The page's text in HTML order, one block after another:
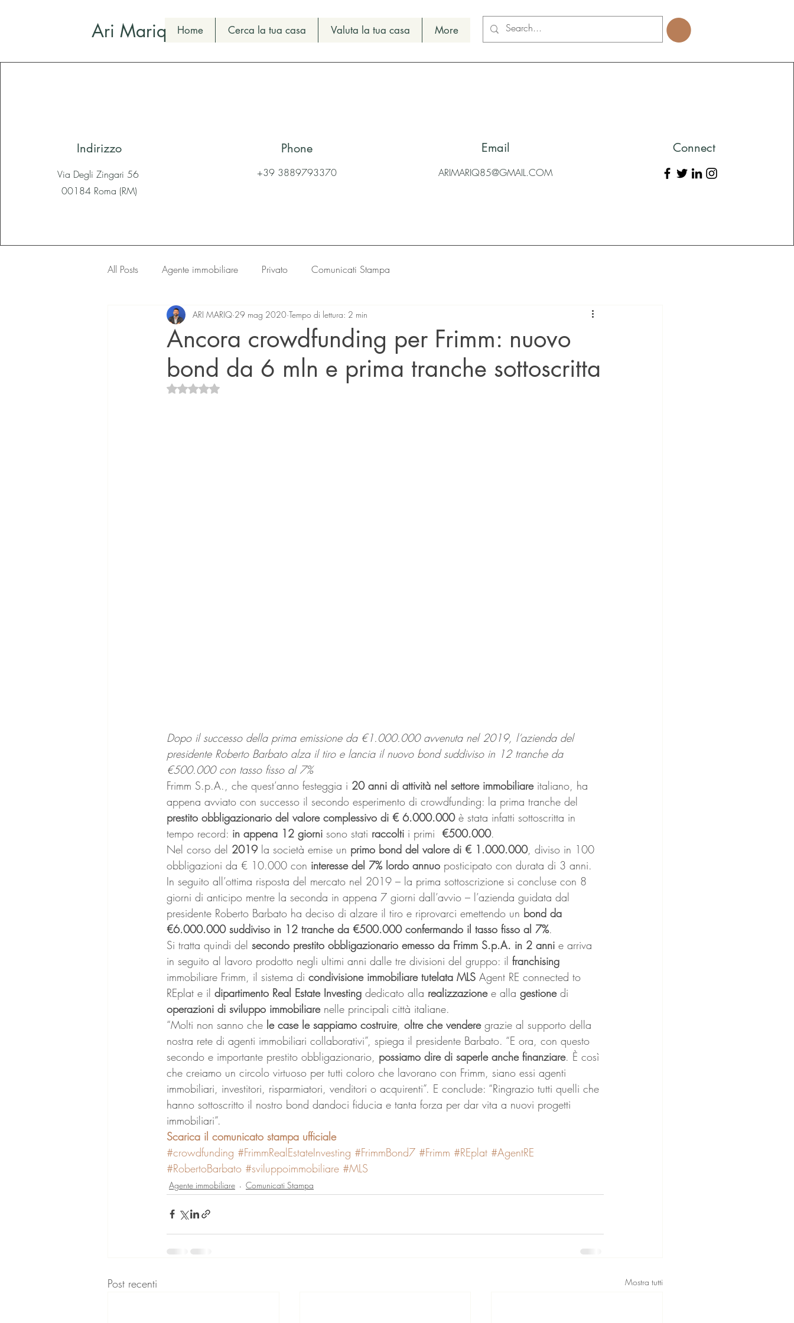
Ari Mariq Home Cerca la tua casa Valuta la tua casa More
Indirizzo
Via Degli Zingari 56
00184 Roma (RM)
Phone
+39 3889793370
Email
ARIMARIQ85@GMAIL.COM
Connect
All Posts Agente immobiliare Privato Comunicati Stampa
Ancora crowdfunding per Frimm: nuovo
bond da 6 mln e prima tranche sottoscritta
ARI MARIQ 29 mag 2020 Tempo di lettura: 2 min
Valutazione NaN stelle su 5.
Dopo il successo della prima emissione da €1.000.000 avvenuta nel 2019, l’azienda del
presidente Roberto Barbato alza il tiro e lancia il nuovo bond suddiviso in 12 tranche da
€500.000 con tasso fisso al 7%
Frimm S.p.A., che quest’anno festeggia i 20 anni di attività nel settore immobiliare italiano, ha
appena avviato con successo il secondo esperimento di crowdfunding: la prima tranche del
prestito obbligazionario del valore complessivo di € 6.000.000 è stata infatti sottoscritta in
tempo record: in appena 12 giorni sono stati raccolti i primi
  €500.000
.
Nel corso del 2019 la società emise un primo bond del valore di € 1.000.000, diviso in 100
obbligazioni da € 10.000 con interesse del 7% lordo annuo posticipato con durata di 3 anni.
In seguito all’ottima risposta del mercato nel 2019 – la prima sottoscrizione si concluse con 8
giorni di anticipo mentre la seconda in appena 7 giorni dall’avvio – l’azienda guidata dal
presidente Roberto Barbato ha deciso di alzare il tiro e riprovarci emettendo un bond da
€6.000.000 suddiviso in 12 tranche da €500.000 confermando il tasso fisso al 7%.
Si tratta quindi del secondo prestito obbligazionario emesso da Frimm S.p.A. in 2 anni e arriva
in seguito al lavoro prodotto negli ultimi anni dalle tre divisioni del gruppo: il franchising
immobiliare Frimm, il sistema di condivisione immobiliare tutelata MLS Agent RE connected to
REplat e il dipartimento Real Estate Investing dedicato alla realizzazione e alla gestione di
operazioni di sviluppo immobiliare nelle principali città italiane.
“Molti non sanno che le case le sappiamo costruire, oltre che vendere grazie al supporto della
nostra rete di agenti immobiliari collaborativi”, spiega il presidente Barbato. “E ora, con questo
secondo e importante prestito obbligazionario, possiamo dire di saperle anche finanziare. È così
che creiamo un circolo virtuoso per tutti coloro che lavorano con Frimm, siano essi agenti
immobiliari, investitori, risparmiatori, venditori o acquirenti”. E conclude: “Ringrazio tutti quelli che
hanno sottoscritto il nostro bond dandoci fiducia e tanta forza per dar vita a nuovi progetti
immobiliari”.
Scarica il comunicato stampa ufficiale
#crowdfunding #FrimmRealEstateInvesting #FrimmBond7 #Frimm #REplat #AgentRE
#RobertoBarbato #sviluppoimmobiliare #MLS
Agente immobiliare Comunicati Stampa
Post recenti Mostra tutti